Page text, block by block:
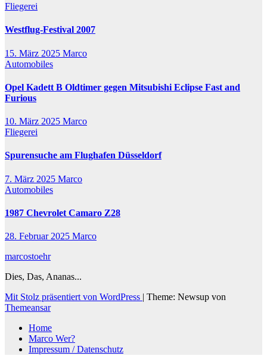
Fliegerei
Westflug-Festival 2007
15. März 2025 Marco
Automobiles
Opel Kadett B Oldtimer gegen Mitsubishi Eclipse Fast and
Furious
10. März 2025 Marco
Fliegerei
Spurensuche am Flughafen Düsseldorf
7. März 2025 Marco
Automobiles
1987 Chevrolet Camaro Z28
28. Februar 2025 Marco
marcostoehr
Dies, Das, Ananas...
Mit Stolz präsentiert von WordPress | Theme: Newsup von
Themeansar
Home
Marco Wer?
Impressum / Datenschutz